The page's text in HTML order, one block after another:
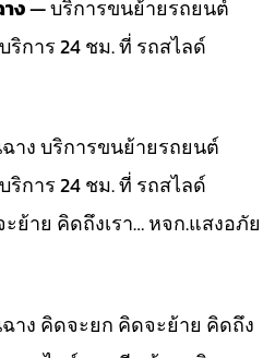
ง— บริการขนย้ายรถยนต์
การ 24 ชม. ที่ รถสไลด์
าง บริการขนย้ายรถยนต์
การ 24 ชม. ที่ รถสไลด์
ย้าย คิดถึงเรา… หจก.แสงอภัย
าง คิดจะยก คิดจะย้าย คิดถึง